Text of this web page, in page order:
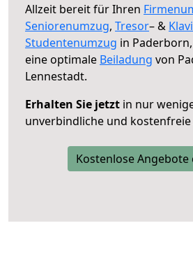
Allzeit bereit für Ihren
Seniorenumzug, Tresor– &
Studentenumzug in Paderborn,
eine optimale Beiladung von
Lennestadt.
Erhalten Sie jetzt in nur
unverbindliche und kostenfreie
Kostenlose Angebote